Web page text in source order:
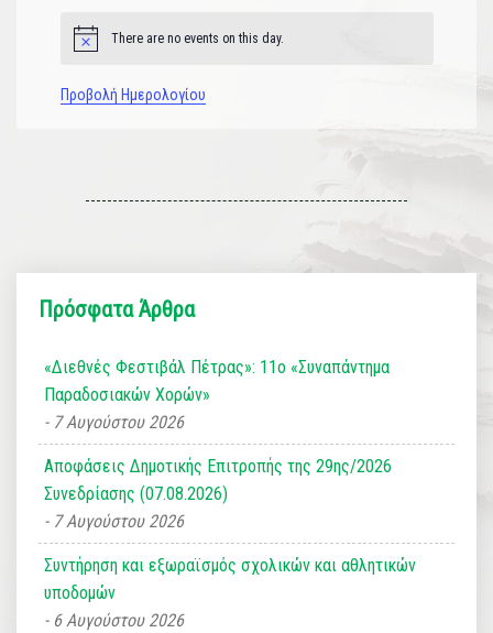
Notice There are no events on this day.
Προβολή Ημερολογίου
Πρόσφατα Άρθρα
«Διεθνές Φεστιβάλ Πέτρας»: 11ο «Συναπάντημα
Παραδοσιακών Χορών»
7 Αυγούστου 2026
Αποφάσεις Δημοτικής Επιτροπής της 29ης/2026
Συνεδρίασης (07.08.2026)
7 Αυγούστου 2026
Συντήρηση και εξωραϊσμός σχολικών και αθλητικών
υποδομών
6 Αυγούστου 2026